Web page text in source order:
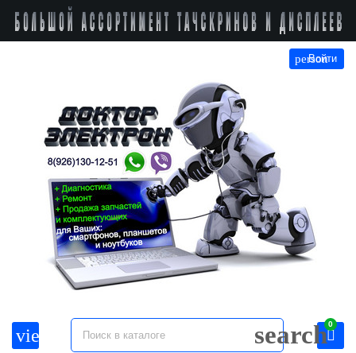
view_headline search
person
Войти
0